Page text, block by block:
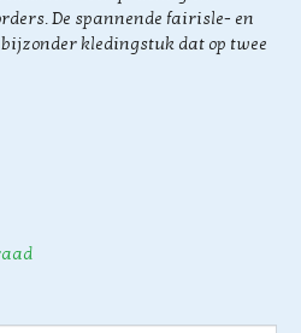
De spannende fairisle- en
kledingstuk dat op twee